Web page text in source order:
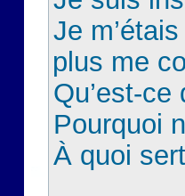
Je
plus me
Qu’est-ce
Pourquoi
À quoi